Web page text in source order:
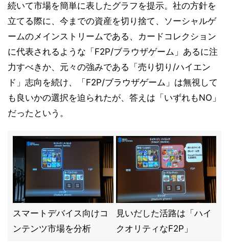
続いて市場を簡単に表したグラフを提示。社の方針を
立てる際に、今までの資産を切り捨て、ソーシャルゲ
ームのメインストリームである、カードコレクション
に代表されるような「F2P/ブラウザゲーム」あるに注
力すべきか、元々の強みである「売り切り/ハイエン
ド」志向を続け、「F2P/ブラウザゲーム」は無視して
も良いかの選択を迫られたが、答えは「いずれもNO」
だったという。
スマートデバイス向けコ
ンテンツ市場を分析
見いだした活路は「ハイ
クオリティなF2P」